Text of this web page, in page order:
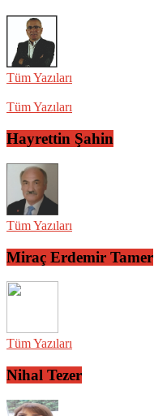
Tüm Yazıları
Tüm Yazıları
Hayrettin Şahin
Tüm Yazıları
Miraç Erdemir Tamer
Tüm Yazıları
Nihal Tezer